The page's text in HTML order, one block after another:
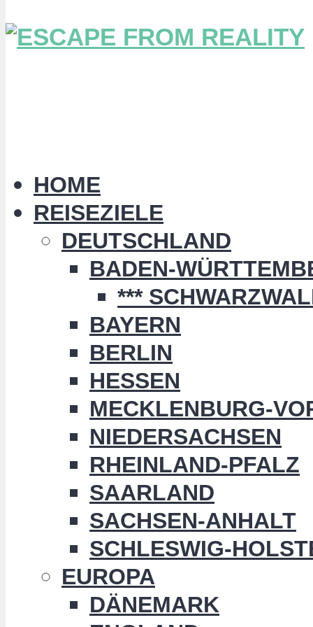
HOME
REISEZIELE
DEUTSCHLAND
BADEN-
***
BAYERN
BERLIN
HESSEN
MECKLENBURG-
NIEDERSACHSEN
RHEINLAND-PFALZ
SAARLAND
SACHSEN-ANHALT
SCHLESWIG-
EUROPA
DÄNEMARK